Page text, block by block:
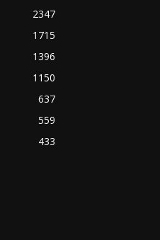
2347
1715
1396
1150
637
559
433